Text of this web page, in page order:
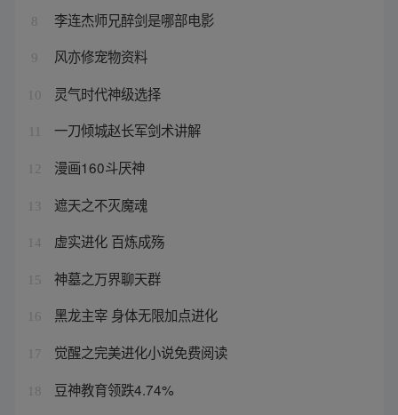
8 李连杰师兄醉剑是哪部电影
9 风亦修宠物资料
10 灵气时代神级选择
一刀倾城赵长军剑术讲解
12 漫画160斗厌神
13 遮天之不灭魔魂
14 虚实进化 百炼成殇
15 神墓之万界聊天群
16 黑龙主宰 身体无限加点进化
17 觉醒之完美进化小说免费阅读
18 豆神教育领跌4.74%